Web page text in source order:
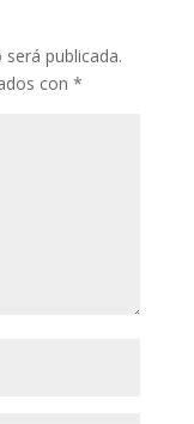
publicada.
con *